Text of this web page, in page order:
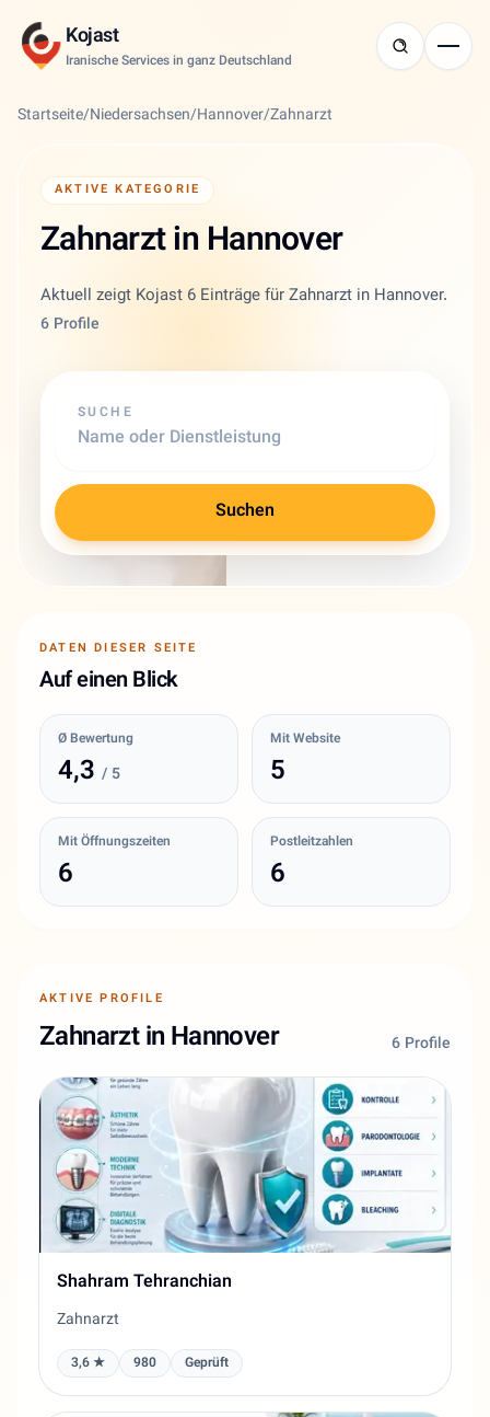
Kojast
Iranische Services in ganz Deutschland
Startseite/Niedersachsen/Hannover/Zahnarzt
AKTIVE KATEGORIE
Zahnarzt in Hannover
Aktuell zeigt Kojast 6 Einträge für Zahnarzt in Hannover.
6 Profile
SUCHE
Suchen
DATEN DIESER SEITE
Auf einen Blick
Ø Bewertung
4,3 / 5
Mit Website
5
Mit Öffnungszeiten
6
Postleitzahlen
6
AKTIVE PROFILE
Zahnarzt in Hannover 6 Profile
Shahram Tehranchian
Zahnarzt
3,6 ★ 980 Geprüft